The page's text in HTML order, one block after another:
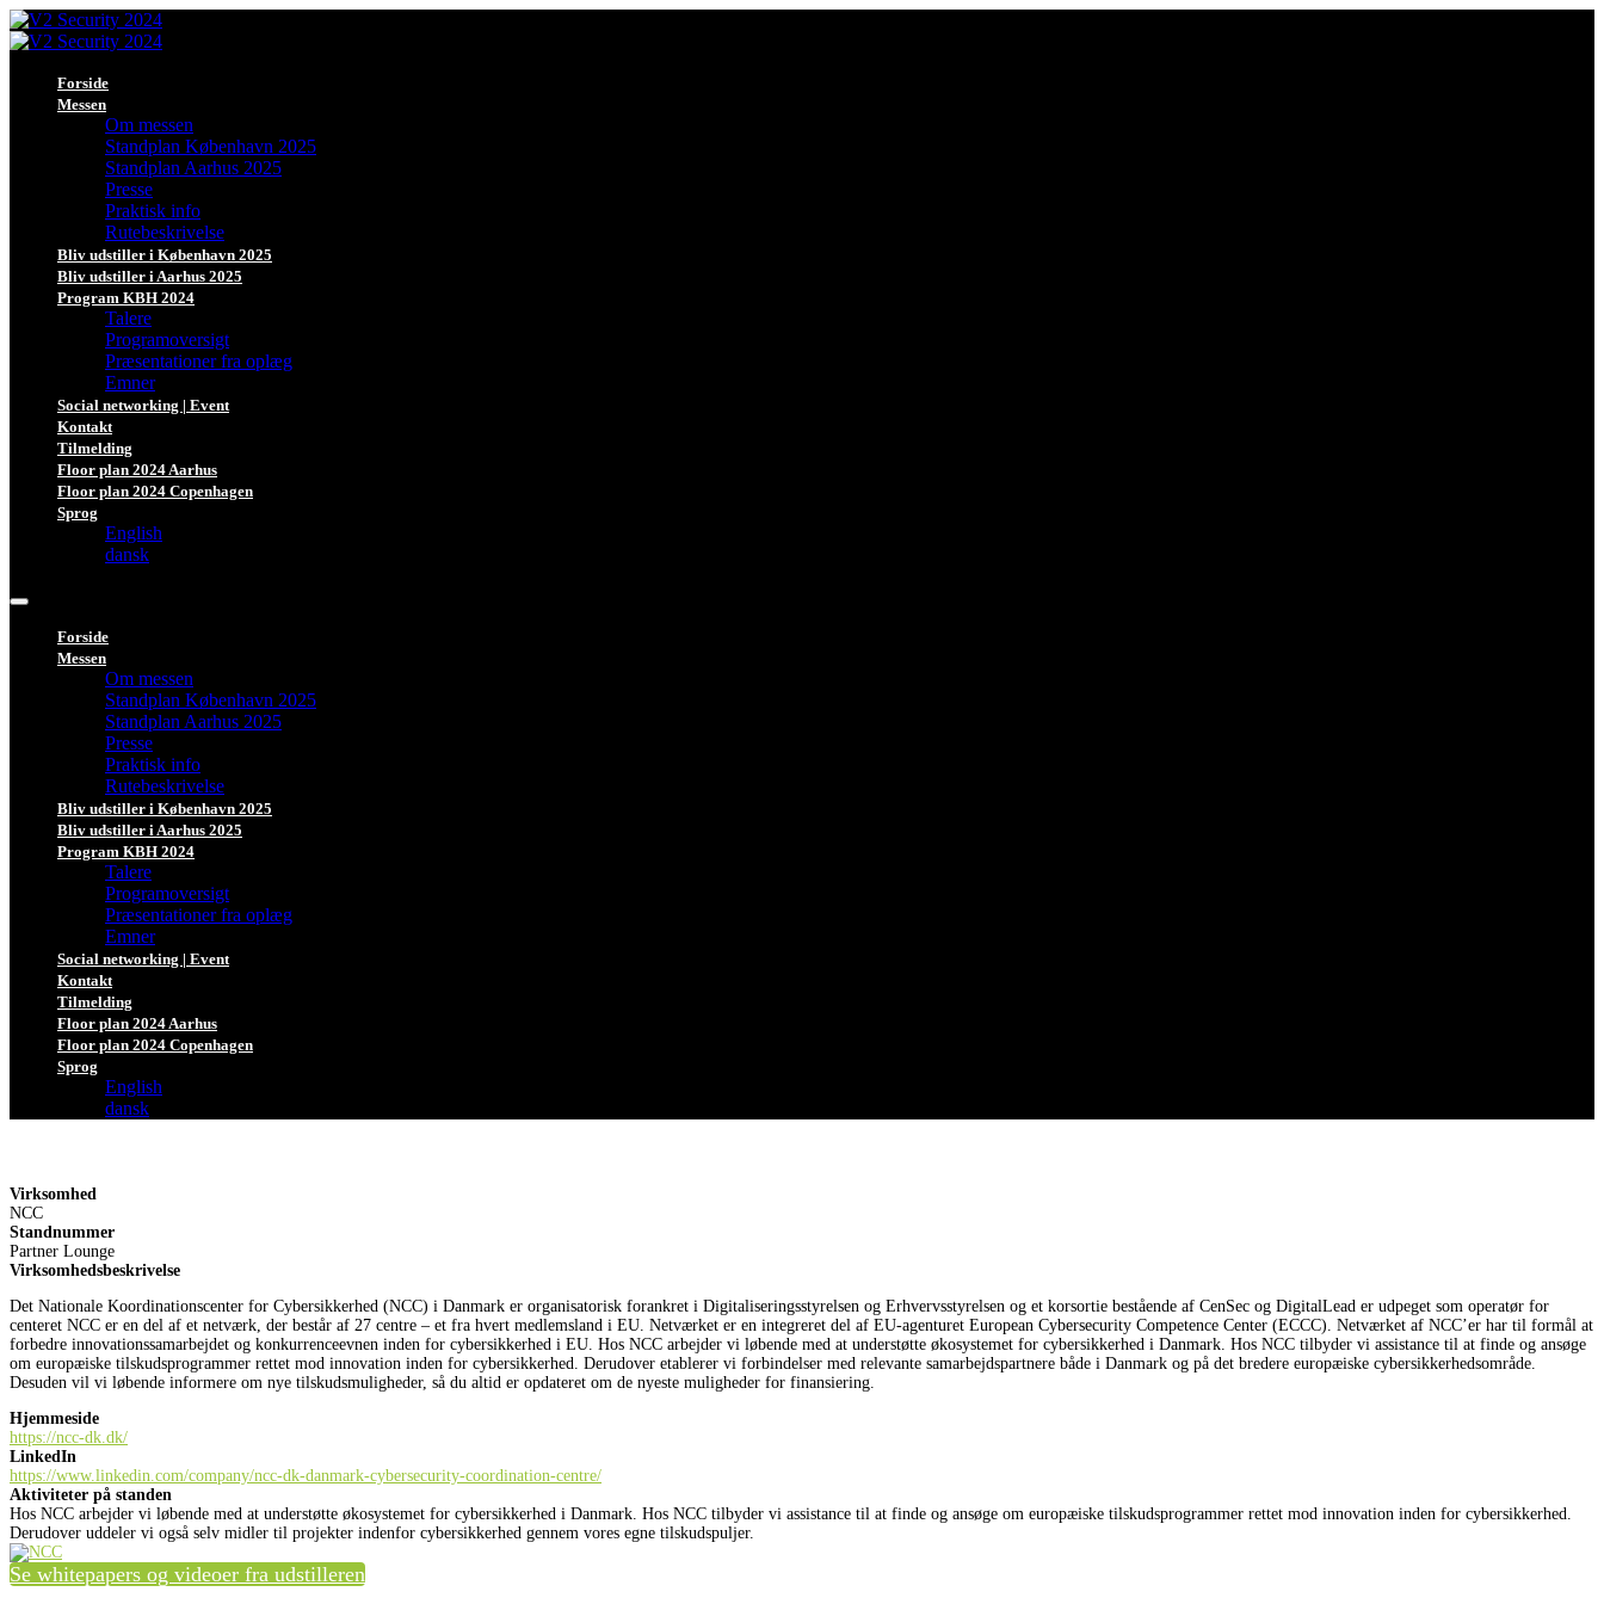
Forside
Messen
Om messen
Standplan København 2025
Standplan Aarhus 2025
Presse
Praktisk info
Rutebeskrivelse
Bliv udstiller i København 2025
Bliv udstiller i Aarhus 2025
Program KBH 2024
Talere
Programoversigt
Præsentationer fra oplæg
Emner
Social networking | Event
Kontakt
Tilmelding
Floor plan 2024 Aarhus
Floor plan 2024 Copenhagen
Sprog
English
dansk
Forside
Messen
Om messen
Standplan København 2025
Standplan Aarhus 2025
Presse
Praktisk info
Rutebeskrivelse
Bliv udstiller i København 2025
Bliv udstiller i Aarhus 2025
Program KBH 2024
Talere
Programoversigt
Præsentationer fra oplæg
Emner
Social networking | Event
Kontakt
Tilmelding
Floor plan 2024 Aarhus
Floor plan 2024 Copenhagen
Sprog
English
dansk
Virksomhed
NCC
Standnummer
Partner Lounge
Virksomhedsbeskrivelse
Det Nationale Koordinationscenter for Cybersikkerhed (NCC) i Danmark er organisatorisk forankret i Digitaliseringsstyrelsen og Erhvervsstyrelsen og et korsortie bestående af CenSec og DigitalLead er udpeget som operatør for
centeret NCC er en del af et netværk, der består af 27 centre – et fra hvert medlemsland i EU. Netværket er en integreret del af EU-agenturet European Cybersecurity Competence Center (ECCC). Netværket af NCC’er har til formål at
forbedre innovationssamarbejdet og konkurrenceevnen inden for cybersikkerhed i EU. Hos NCC arbejder vi løbende med at understøtte økosystemet for cybersikkerhed i Danmark. Hos NCC tilbyder vi assistance til at finde og ansøge
om europæiske tilskudsprogrammer rettet mod innovation inden for cybersikkerhed. Derudover etablerer vi forbindelser med relevante samarbejdspartnere både i Danmark og på det bredere europæiske cybersikkerhedsområde.
Desuden vil vi løbende informere om nye tilskudsmuligheder, så du altid er opdateret om de nyeste muligheder for finansiering.
Hjemmeside
https://ncc-dk.dk/
LinkedIn
https://www.linkedin.com/company/ncc-dk-danmark-cybersecurity-coordination-centre/
Aktiviteter på standen
Hos NCC arbejder vi løbende med at understøtte økosystemet for cybersikkerhed i Danmark. Hos NCC tilbyder vi assistance til at finde og ansøge om europæiske tilskudsprogrammer rettet mod innovation inden for cybersikkerhed.
Derudover uddeler vi også selv midler til projekter indenfor cybersikkerhed gennem vores egne tilskudspuljer.
Se whitepapers og videoer fra udstilleren